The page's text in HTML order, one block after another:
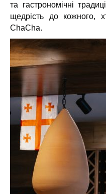
та гастрономічні
щедрість до кожного,
ChaCha.